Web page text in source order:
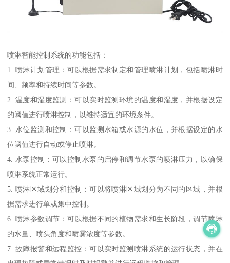
喷淋智能控制系统的功能包括：
1. 喷淋计划管理：可以根据需求制定和管理喷淋计划，包括喷淋时
间、频率和持续时间等参数。
2. 温度和湿度监测：可以实时监测环境的温度和湿度，并根据设定
的阈值进行喷淋控制，以维持适宜的环境条件。
3. 水位监测和控制：可以监测水箱或水源的水位，并根据设定的水
位阈值进行自动或停止喷淋。
4. 水泵控制：可以控制水泵的启停和调节水泵的喷淋压力，以确保
喷淋系统正常运行。
5. 喷淋区域划分和控制：可以将喷淋区域划分为不同的区域，并根
据需求进行单或集中控制。
6. 喷淋参数调节：可以根据不同的植物需求和生长阶段，调节喷淋
的水量、喷头角度和喷雾浓度等参数。
7. 故障报警和远程监控：可以实时监测喷淋系统的运行状态，并在